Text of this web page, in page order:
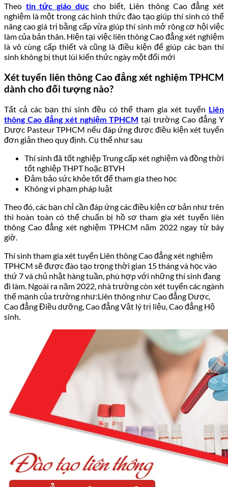
Theo tin tức giáo dụccho biết, Liên thông Cao đẳng xét
nghiệm là một trong các hình thức đào tạo giúp thí sinh có thể
nâng cao giá trị bằng cấp vừa giúp thí sinh mở rông cơ hội việc
làm của bản thân. Hiện tại việc liên thông Cao đẳng xét nghiệm
là vô cùng cấp thiết và cũng là điều kiện để giúp các bạn thí
sinh không bị thụt lùi kiến thức ngày một đổi mới
Xét tuyển liên thông Cao đẳng xét nghiệm TPHCM
dành cho đối tượng nào?
Tất cả các bạn thí sinh đều có thể tham gia xét tuyển Liên
thông Cao đẳng xét nghiệm TPHCM tại trường Cao đẳng Y
Dược Pasteur TPHCM nếu đáp ứng được điều kiện xét tuyển
đơn giản theo quy định. Cụ thể như sau
Thí sinh đã tốt nghiệp Trung cấp xét nghiệm và đồng thời
tốt nghiệp THPT hoặc BTVH
Đảm bảo sức khỏe tốt để tham gia theo học
Không vi phạm pháp luật
Theo đó, các bạn chỉ cần đáp ứng các điều kiện cơ bản như trên
thì hoàn toàn có thể chuẩn bị hồ sơ tham gia xét tuyển liên
thông Cao đẳng xét nghiệm TPHCM năm 2022 ngay từ bây
giờ.
Thí sinh tham gia xét tuyển Liên thông Cao đẳng xét nghiệm
TPHCM sẽ được đào tạo trọng thời gian 15 tháng và học vào
thứ 7 và chủ nhật hàng tuần, phù hợp với những thí sinh đang
đi làm. Ngoài ra năm 2022, nhà trường còn xét tuyển các ngành
thế mạnh của trường như:Liên thông như Cao đẳng Dược,
Cao đẳng Điều dưỡng, Cao đẳng Vật lý trị liệu, Cao đẳng Hộ
sinh.